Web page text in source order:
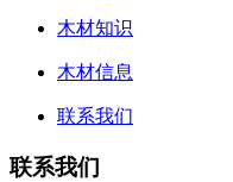
木材知识
木材信息
联系我们
联系我们